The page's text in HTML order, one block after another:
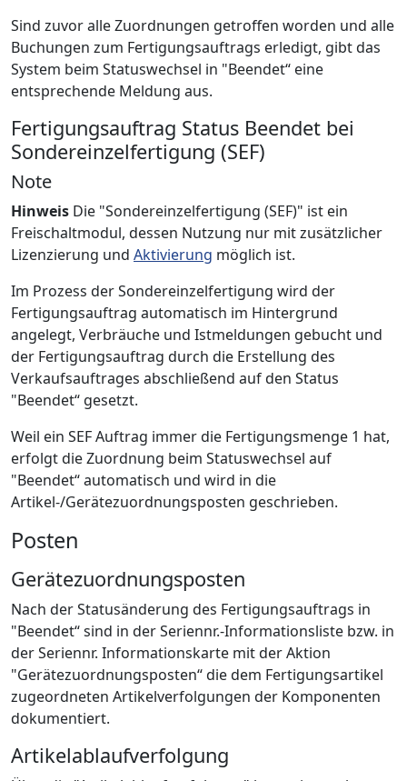
Sind zuvor alle Zuordnungen getroffen worden und alle
Buchungen zum Fertigungsauftrags erledigt, gibt das
System beim Statuswechsel in "Beendet“ eine
entsprechende Meldung aus.
Fertigungsauftrag Status Beendet bei
Sondereinzelfertigung (SEF)
Note
Hinweis Die "Sondereinzelfertigung (SEF)" ist ein
Freischaltmodul, dessen Nutzung nur mit zusätzlicher
Lizenzierung und Aktivierung möglich ist.
Im Prozess der Sondereinzelfertigung wird der
Fertigungsauftrag automatisch im Hintergrund
angelegt, Verbräuche und Istmeldungen gebucht und
der Fertigungsauftrag durch die Erstellung des
Verkaufsauftrages abschließend auf den Status
"Beendet“ gesetzt.
Weil ein SEF Auftrag immer die Fertigungsmenge 1 hat,
erfolgt die Zuordnung beim Statuswechsel auf
"Beendet“ automatisch und wird in die
Artikel-/Gerätezuordnungsposten geschrieben.
Posten
Gerätezuordnungsposten
Nach der Statusänderung des Fertigungsauftrags in
"Beendet“ sind in der Seriennr.-Informationsliste bzw. in
der Seriennr. Informationskarte mit der Aktion
"Gerätezuordnungsposten“ die dem Fertigungsartikel
zugeordneten Artikelverfolgungen der Komponenten
dokumentiert.
Artikelablaufverfolgung